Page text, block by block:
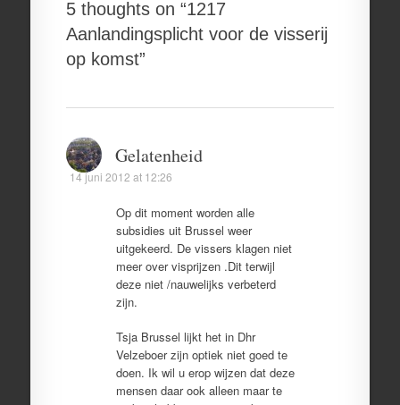
5 thoughts on “1217
Aanlandingsplicht voor de visserij
op komst”
Gelatenheid
14 juni 2012 at 12:26
Op dit moment worden alle
subsidies uit Brussel weer
uitgekeerd. De vissers klagen niet
meer over visprijzen .Dit terwijl
deze niet /nauwelijks verbeterd
zijn.
Tsja Brussel lijkt het in Dhr
Velzeboer zijn optiek niet goed te
doen. Ik wil u erop wijzen dat deze
mensen daar ook alleen maar te